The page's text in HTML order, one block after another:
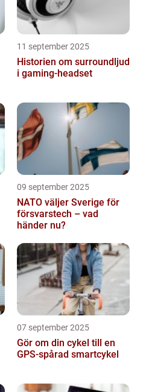
11 september 2025
Historien om surroundljud
i gaming-headset
09 september 2025
NATO väljer Sverige för
försvarstech – vad
händer nu?
07 september 2025
Gör om din cykel till en
GPS-spårad smartcykel